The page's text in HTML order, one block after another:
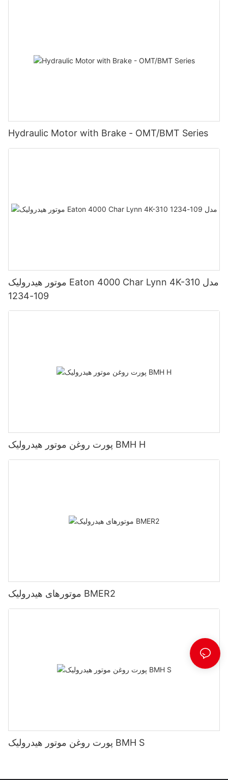
Hydraulic Motor with Brake - OMT/BMT Series
موتور هیدرولیک Eaton 4000 Char Lynn 4K-310 مدل
109-1234
پورت روغن موتور هیدرولیک BMH H
موتورهای هیدرولیک BMER2
پورت روغن موتور هیدرولیک BMH S